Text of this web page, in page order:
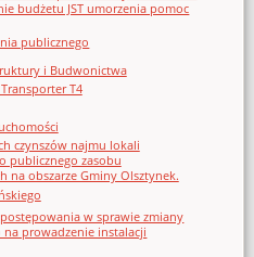
budżetu JST umorzenia pomoc
publicznego
i Budwonictwa
T4
czynszów najmu lokali
publicznego zasobu
na obszarze Gminy Olsztynek.
w sprawie zmiany
prowadzenie instalacji